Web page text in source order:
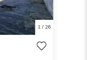
1/ 26